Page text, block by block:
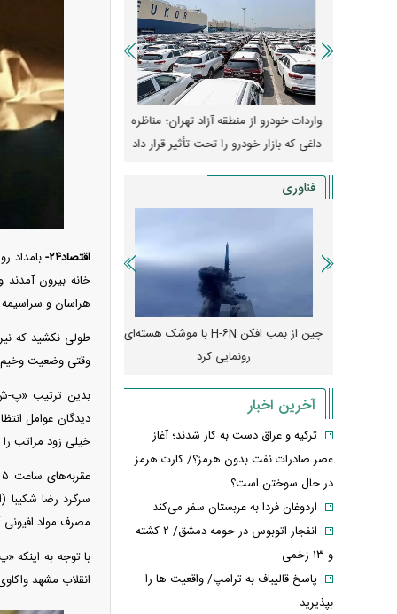
اقتصاد۲۴-
بامداد
خانه بیرون
هراسان و سراسیمه با پلیس ۱۱۰ تماس گرفتند و
طولی نکشید که
وقتی وضعیت وخیم
بدین ترتیب «پ-
خیلی زود مراتب
سرگرد رضا شکیبا
مصرف مواد افیونی
انقلاب مشهد
واردات خودرو از منطقه آزاد تهران؛ مناظره
داغی که بازار خودرو را تحت تأثیر قرار داد
قیمت خودرو وارد
واکنش بازار به
فناوری
چین از بمب افکن H-۶N با موشک هسته‌ای
رونمایی کرد
پهپاد رهگیر یا موشک
کدامیک
آخرین اخبار
ترکیه و عراق دست به کار شدند؛ آغاز
عصر صادرات نفت بدون هرمز؟/ کارت هرمز
در حال سوختن است؟
اردوغان فردا به عربستان سفر می‌کند
انفجار اتوبوس در حومه دمشق/ ۲ کشته
و ۱۳ زخمی
پاسخ قالیباف به ترامپ/ واقعیت ها را
بپذیرید